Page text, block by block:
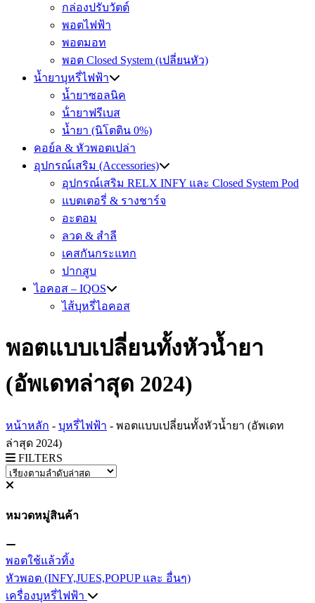
กล่องปรับวัตต์
พอตไฟฟ้า
พอตมอท
พอต Closed System (เปลี่ยนหัว)
น้ำยาบุหรี่ไฟฟ้า
น้ำยาซอลนิค
น้ํายาฟรีเบส
น้ำยา (นิโตติน 0%)
คอย์ล & หัวพอตเปล่า
อุปกรณ์เสริม (Accessories)
อุปกรณ์เสริม RELX INFY และ Closed System Pod
แบตเตอรี่ & รางชาร์จ
อะตอม
ลวด ​& สำลี
เคสกันกระแทก
ปากสูบ
ไอคอส – IQOS
ไส้บุหรี่ไอคอส
พอตแบบเปลี่ยนทั้งหัวน้ำยา
(อัพเดทล่าสุด 2024)
หน้าหลัก - บุหรี่ไฟฟ้า - พอตแบบเปลี่ยนทั้งหัวน้ำยา (อัพเดท
ล่าสุด 2024)
FILTERS
หมวดหมู่สินค้า
พอตใช้แล้วทิ้ง
หัวพอต (INFY,JUES,POPUP และ อื่นๆ)
เครื่องบุหรี่ไฟฟ้า